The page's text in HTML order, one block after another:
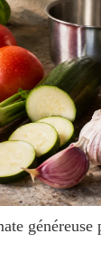
généreuse